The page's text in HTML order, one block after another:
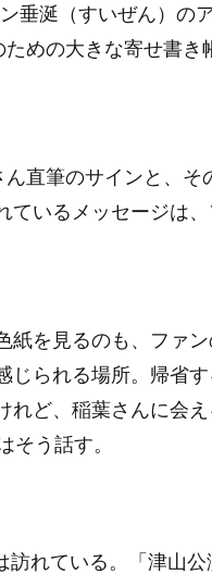
垂涎（すいぜん）の
めの大きな寄せ書き
直筆のサインと、そ
ているメッセージは
を見るのも、ファ
じられる場所。帰省
れど、稲葉さんに会
そう話す。
れている。「津山公